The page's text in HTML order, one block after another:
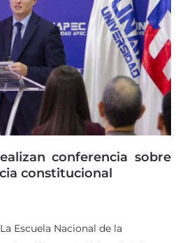
conferencia sobre
constitucional
Escuela Nacional de la